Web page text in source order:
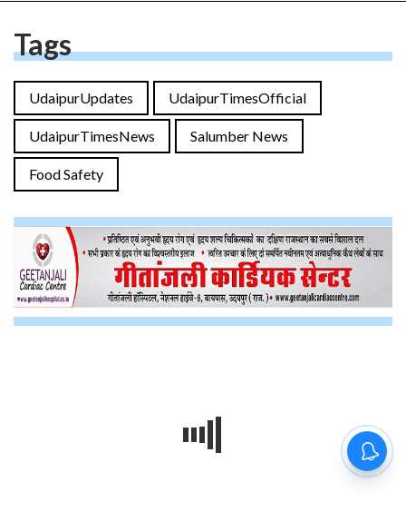
Tags
UdaipurUpdates UdaipurTimesOfficial
UdaipurTimesNews Salumber News
Food Safety